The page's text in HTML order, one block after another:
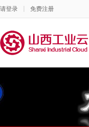
请登录 免费注册